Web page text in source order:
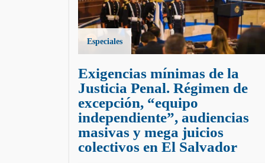
Especiales
Exigencias mínimas de la
Justicia Penal. Régimen de
excepción, “equipo
independiente”, audiencias
masivas y mega juicios
colectivos en El Salvador